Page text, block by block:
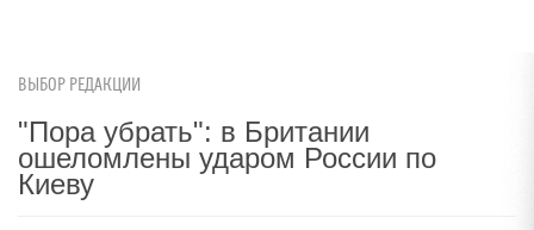
ВЫБОР РЕДАКЦИИ
"Пора убрать": в Британии
ошеломлены ударом России по
Киеву